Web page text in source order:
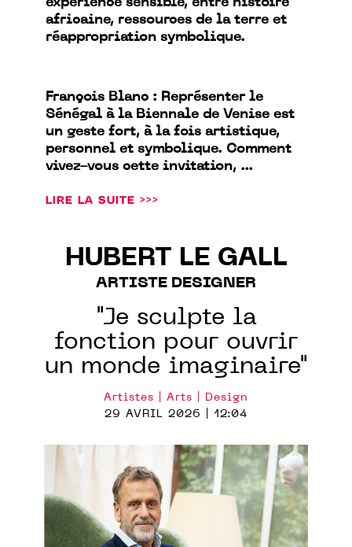
expérience sensible, entre histoire
africaine, ressources de la terre et
réappropriation symbolique.
François Blanc : Représenter le
Sénégal à la Biennale de Venise est
un geste fort, à la fois artistique,
personnel et symbolique. Comment
vivez-vous cette invitation, ...
LIRE LA SUITE >>>
HUBERT LE GALL
ARTISTE DESIGNER
"Je sculpte la
fonction pour ouvrir
un monde imaginaire"
Artistes | Arts | Design
29 AVRIL 2026 | 12:04